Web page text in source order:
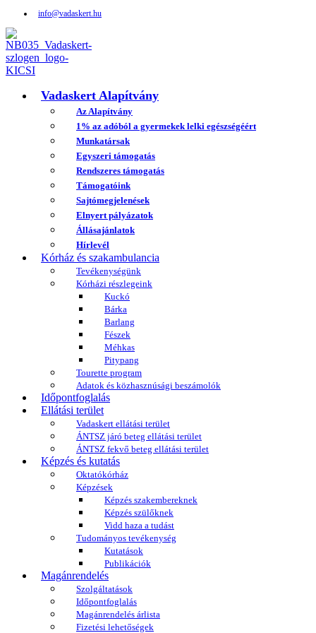
info@vadaskert.hu
Vadaskert Alapítvány
Az Alapítvány
1% az adóból a gyermekek lelki egészségéért
Munkatársak
Egyszeri támogatás
Rendszeres támogatás
Támogatóink
Sajtómegjelenések
Elnyert pályázatok
Állásajánlatok
Hírlevél
Kórház és szakambulancia
Tevékenységünk
Kórházi részlegeink
Kuckó
Bárka
Barlang
Fészek
Méhkas
Pitypang
Tourette program
Adatok és közhasznúsági beszámolók
Időpontfoglalás
Ellátási terület
Vadaskert ellátási terület
ÁNTSZ járó beteg ellátási terület
ÁNTSZ fekvő beteg ellátási terület
Képzés és kutatás
Oktatókórház
Képzések
Képzés szakembereknek
Képzés szülőknek
Vidd haza a tudást
Tudományos tevékenység
Kutatások
Publikációk
Magánrendelés
Szolgáltatások
Időpontfoglalás
Magánrendelés árlista
Fizetési lehetőségek